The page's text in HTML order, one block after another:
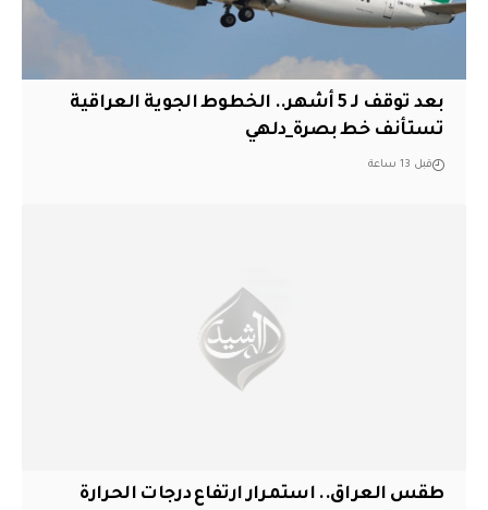
بعد توقف لـ 5 أشهر.. الخطوط الجوية العراقية
تستأنف خط بصرة_دلهي
قبل 13 ساعة
طقس العراق.. استمرار ارتفاع درجات الحرارة